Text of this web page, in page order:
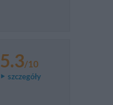
5.3/10
szczegóły